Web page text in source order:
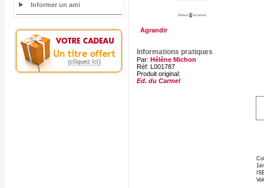
Informer un ami
Agrandir
Informations pratiques
Par: Hélène Michon
Réf: L001787
Produit original:
Ed. du Carmel